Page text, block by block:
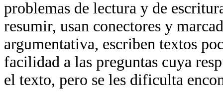
problemas de lectura y de
resumir, usan conectores y
argumentativa, escriben textos
facilidad a las preguntas cuya
el texto, pero se les dificulta